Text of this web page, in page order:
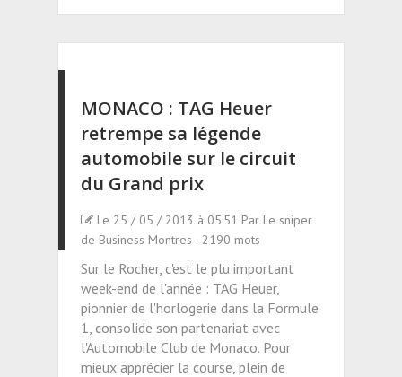
MONACO : TAG Heuer
retrempe sa légende
automobile sur le circuit
du Grand prix
Le 25 / 05 / 2013 à 05:51 Par Le sniper
de Business Montres - 2190 mots
Sur le Rocher, c'est le plu important
week-end de l'année : TAG Heuer,
pionnier de l'horlogerie dans la Formule
1, consolide son partenariat avec
l'Automobile Club de Monaco. Pour
mieux apprécier la course, plein de